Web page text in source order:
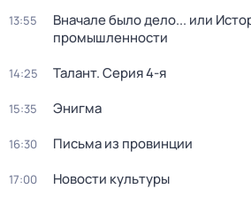
13:55
Вначале было дело... или
промышленности
14:25 Талант. Серия 4-я
15:35 Энигма
16:30 Письма из провинции
17:00 Новости культуры